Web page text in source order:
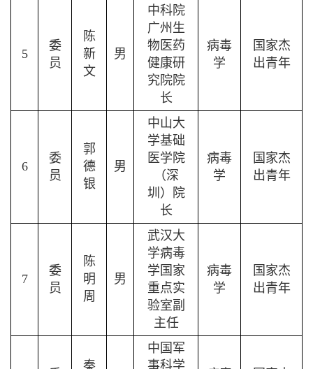
5
委
员
陈
新
文
男
中科院
广州生
物医药
健康研
究院院
长
病毒
学
国家杰
出青年
6
委
员
郭
德
银
男
中山大
学基础
医学院
（深
圳）院
长
病毒
学
国家杰
出青年
7
委
员
陈
明
周
男
武汉大
学病毒
学国家
重点实
验室副
主任
病毒
学
国家杰
出青年
秦
中国军
事科学